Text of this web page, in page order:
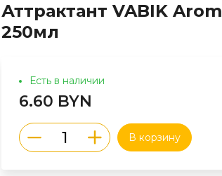
Аттрактант VABIK
250мл
Есть в наличии
6.60 BYN
В корзину